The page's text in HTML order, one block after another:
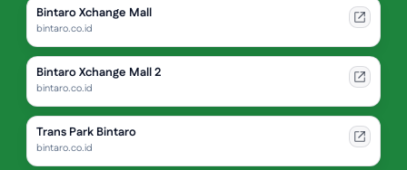
Bintaro Xchange Mall
bintaro.co.id
Bintaro Xchange Mall 2
bintaro.co.id
Trans Park Bintaro
bintaro.co.id